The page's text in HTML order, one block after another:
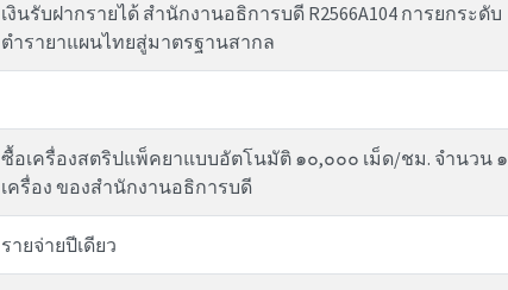
เงินรับฝากรายได้ สำนักงานอธิการบดี R2566A104 การยกระดับ
ตำรายาแผนไทยสู่มาตรฐานสากล
ซื้อเครื่องสตริปแพ็คยาแบบอัตโนมัติ ๑๐,๐๐๐ เม็ด/ชม. จำนวน ๑
เครื่อง ของสำนักงานอธิการบดี
รายจ่ายปีเดียว